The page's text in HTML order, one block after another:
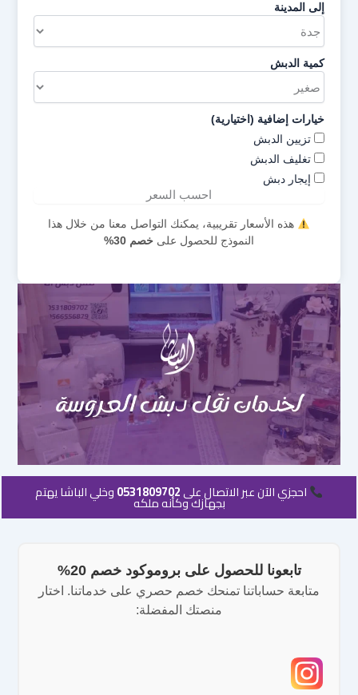
إلى المدينة
كمية الدبش
خيارات إضافية (اختيارية)
تزيين الدبش
تغليف الدبش
إيجار دبش
احسب السعر
هذه الأسعار تقريبية، يمكنك التواصل معنا من خلال هذا
النموذج للحصول على خصم 30%
احجزي الآن عبر الاتصال على0531809702وخلي الباشا يهتم
بجهازك وكأنه ملكه
تابعونا للحصول على بروموكود خصم 20%
متابعة حساباتنا تمنحك خصم حصري على خدماتنا. اختار
منصتك المفضلة: